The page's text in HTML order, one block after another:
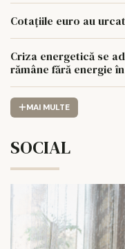
Cotațiile euro au
Criza energetică se
rămâne fără energie
MAI MULTE
SOCIAL